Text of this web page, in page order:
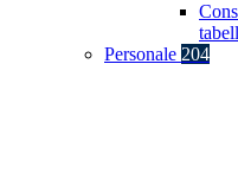
Personale 204